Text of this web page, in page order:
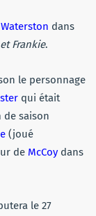
dans
Frankie.
le personnage
qui était
saison
(joué
de McCoy dans
le 27